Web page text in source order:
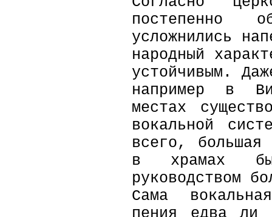
постепенно
усложнились
народный
устойчивым.
например в
местах
вокальной
всего, большая
в храмах
руководством
Сама